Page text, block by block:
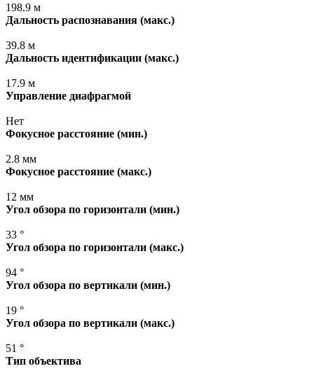
198.9 м
Дальность распознавания (макс.)
39.8 м
Дальность идентификации (макс.)
17.9 м
Управление диафрагмой
Нет
Фокусное расстояние (мин.)
2.8 мм
Фокусное расстояние (макс.)
12 мм
Угол обзора по горизонтали (мин.)
33 °
Угол обзора по горизонтали (макс.)
94 °
Угол обзора по вертикали (мин.)
19 °
Угол обзора по вертикали (макс.)
51 °
Тип объектива